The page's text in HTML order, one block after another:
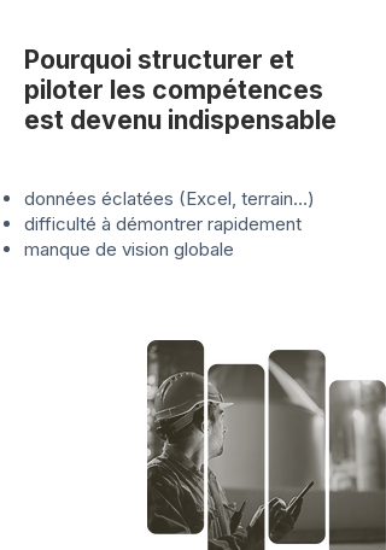
Pourquoi structurer et
piloter les compétences
est devenu indispensable
données éclatées (Excel, terrain…)
difficulté à démontrer rapidement
manque de vision globale